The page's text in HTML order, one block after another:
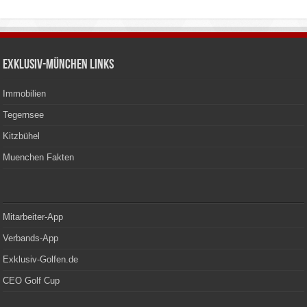
Exklusiv-München Links
Immobilien
Tegernsee
Kitzbühel
Muenchen Fakten
Mitarbeiter-App
Verbands-App
Exklusiv-Golfen.de
CEO Golf Cup